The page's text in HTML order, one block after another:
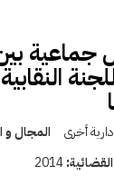
جماعية
النقابية
أخرى المجال و
2014